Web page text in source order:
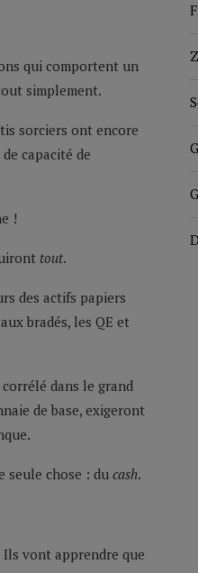
qui comportent un
simplement.
sorciers ont encore
capacité de
!
tout.
des actifs papiers
bradés, les QE et
dans le grand
de base, exigeront
seule chose : du cash.
Ils vont apprendre que